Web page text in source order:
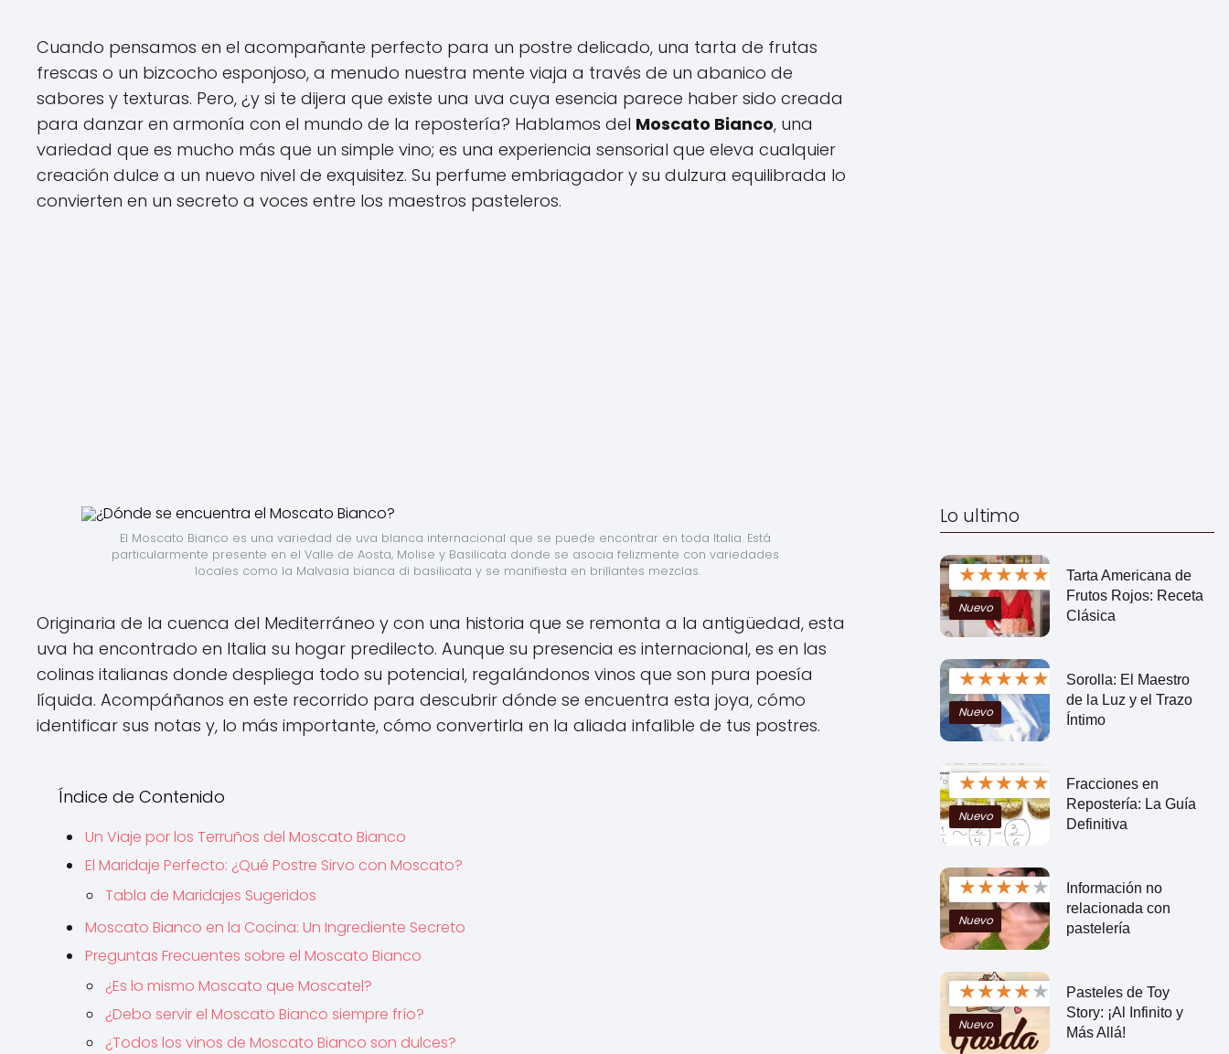
Cuando pensamos en el acompañante perfecto para un postre delicado, una tarta de frutas
frescas o un bizcocho esponjoso, a menudo nuestra mente viaja a través de un abanico de
sabores y texturas. Pero, ¿y si te dijera que existe una uva cuya esencia parece haber sido creada
para danzar en armonía con el mundo de la repostería? Hablamos del Moscato Bianco, una
variedad que es mucho más que un simple vino; es una experiencia sensorial que eleva cualquier
creación dulce a un nuevo nivel de exquisitez. Su perfume embriagador y su dulzura equilibrada lo
convierten en un secreto a voces entre los maestros pasteleros.
El Moscato Bianco es una variedad de uva blanca internacional que se puede encontrar en toda Italia. Está
particularmente presente en el Valle de Aosta, Molise y Basilicata donde se asocia felizmente con variedades
locales como la Malvasia bianca di basilicata y se manifiesta en brillantes mezclas.
Originaria de la cuenca del Mediterráneo y con una historia que se remonta a la antigüedad, esta
uva ha encontrado en Italia su hogar predilecto. Aunque su presencia es internacional, es en las
colinas italianas donde despliega todo su potencial, regalándonos vinos que son pura poesía
líquida. Acompáñanos en este recorrido para descubrir dónde se encuentra esta joya, cómo
identificar sus notas y, lo más importante, cómo convertirla en la aliada infalible de tus postres.
Índice de Contenido
Un Viaje por los Terruños del Moscato Bianco
El Maridaje Perfecto: ¿Qué Postre Sirvo con Moscato?
Tabla de Maridajes Sugeridos
Moscato Bianco en la Cocina: Un Ingrediente Secreto
Preguntas Frecuentes sobre el Moscato Bianco
¿Es lo mismo Moscato que Moscatel?
¿Debo servir el Moscato Bianco siempre frío?
¿Todos los vinos de Moscato Bianco son dulces?
Lo ultimo
★★★★★
Nuevo
Tarta Americana de
Frutos Rojos: Receta
Clásica
★★★★★
Nuevo
Sorolla: El Maestro
de la Luz y el Trazo
Íntimo
★★★★★
Nuevo
Fracciones en
Repostería: La Guía
Definitiva
★★★★★
Nuevo
Información no
relacionada con
pastelería
★★★★★
Nuevo
Pasteles de Toy
Story: ¡Al Infinito y
Más Allá!